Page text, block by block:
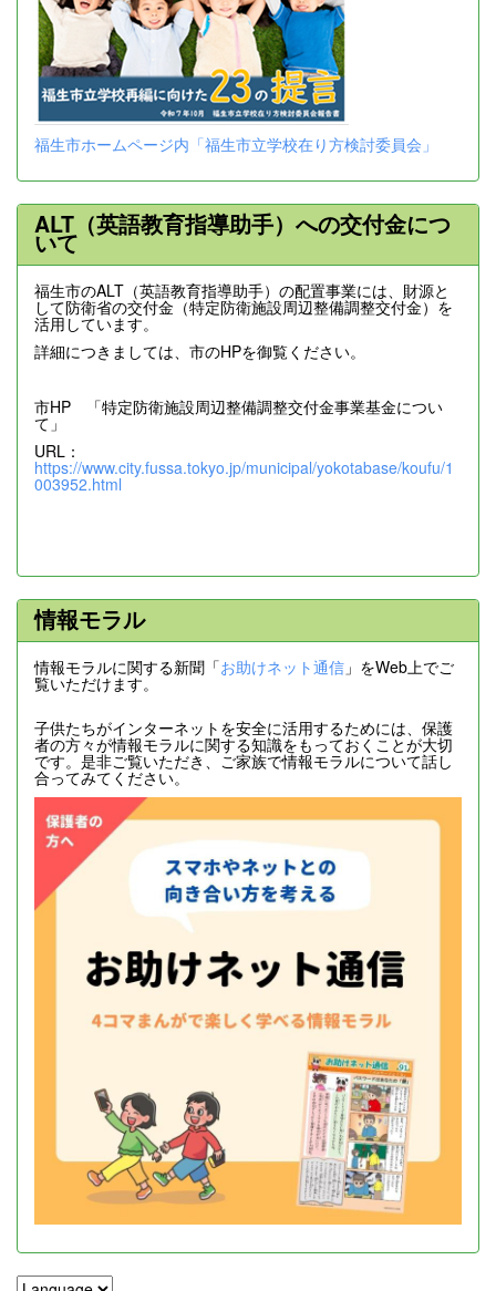
福生市ホームページ内「福生市立学校在り方検討委員会」
ALT（英語教育指導助手）への交付金につ
いて
福生市のALT（英語教育指導助手）の配置事業には、財源と
して防衛省の交付金（特定防衛施設周辺整備調整交付金）を
活用しています。
詳細につきましては、市のHPを御覧ください。
市HP 「特定防衛施設周辺整備調整交付金事業基金につい
て」
URL：
https://www.city.fussa.tokyo.jp/municipal/yokotabase/koufu/1
003952.html
情報モラル
情報モラルに関する新聞「お助けネット通信 」をWeb上でご
覧いただけます。
子供たちがインターネットを安全に活用するためには、保護
者の方々が情報モラルに関する知識をもっておくことが大切
です。是非ご覧いただき、ご家族で情報モラルについて話し
合ってみてください。